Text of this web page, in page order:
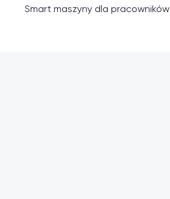
Smart maszyny dla pracowników